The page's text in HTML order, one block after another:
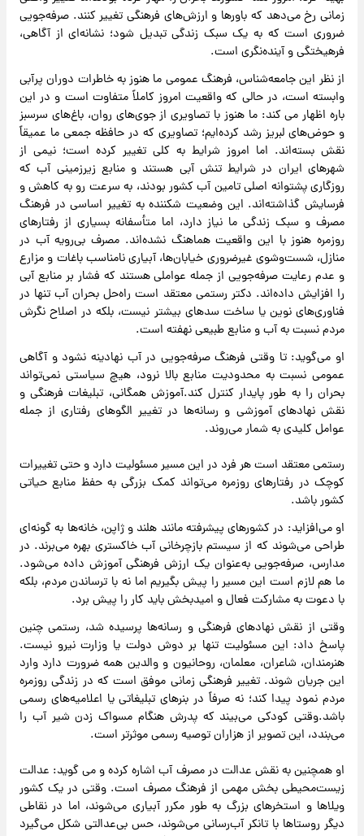
زمانی رخ می‌دهد که باورها و ارزش‌های فرهنگی تغییر کنند. صرفه‌جویی
ضروری است که به یک سبک زندگی تبدیل شود؛ نشانه‌ای از آگاهی،
فرهیختگی و آینده‌نگری است.
از نظر این جامعه‌شناس، فرهنگ عمومی ما هنوز به خاطرات دوران پرآبی
وابسته است، در حالی که واقعیت امروز کاملاً متفاوت است و در این
باره اظهار می کند: ما هنوز با تصاویری از جوی‌های روان، باغ‌های سرسبز
و حوض‌های لبریز رشد کرده‌ایم؛ تصاویری که در حافظه جمعی ما عمیقاً
نقش بسته‌اند. اما امروز شرایط به کلی تغییر کرده است؛ نیمی از
شهرهای ایران در شرایط تنش آبی هستند و منابع زیرزمینی آب که
روزگاری پشتوانه اصلی تامین آب کشور بودند، به سرعت رو به کاهش و
فرسایش گذاشته‌اند. این وضعیت شکننده به تغییر اساسی در فرهنگ
مصرف و سبک زندگی ما نیاز دارد، اما متأسفانه بسیاری از رفتارهای
روزمره هنوز با این واقعیت هماهنگ نشده‌اند. مصرف بی‌رویه آب در
منازل، شست‌وشوی غیرضروری خیابان‌ها، آبیاری نامناسب باغات و مزارع
و عدم رعایت صرفه‌جویی از جمله عواملی هستند که فشار بر منابع آبی
را افزایش داده‌اند. دکتر رستمی معتقد است راه‌حل بحران آب تنها در
فناوری‌های نوین یا ساخت سدهای بیشتر نیست، بلکه در اصلاح نگرش
مردم نسبت به آب و منابع طبیعی نهفته است.
او می‌گوید: تا وقتی فرهنگ صرفه‌جویی در آب نهادینه نشود و آگاهی
عمومی نسبت به محدودیت منابع بالا نرود، هیچ سیاستی نمی‌تواند
بحران را به طور پایدار کنترل کند.آموزش همگانی، تبلیغات فرهنگی و
نقش نهادهای آموزشی و رسانه‌ها در تغییر الگوهای رفتاری از جمله
عوامل کلیدی به شمار می‌روند.
رستمی معتقد است هر فرد در این مسیر مسئولیت دارد و حتی تغییرات
کوچک در رفتارهای روزمره می‌تواند کمک بزرگی به حفظ منابع حیاتی
کشور باشد.
او می‌افزاید: در کشورهای پیشرفته مانند هلند و ژاپن، خانه‌ها به گونه‌ای
طراحی می‌شوند که از سیستم بازچرخانی آب خاکستری بهره می‌برند. در
مدارس، صرفه‌جویی به‌عنوان یک ارزش فرهنگی آموزش داده می‌شود.
ما هم لازم است این مسیر را پیش بگیریم اما نه با ترساندن مردم، بلکه
با دعوت به مشارکت فعال و امیدبخش باید کار را پیش برد.
وقتی از نقش نهادهای فرهنگی و رسانه‌ها پرسیده شد، رستمی چنین
پاسخ داد: این مسئولیت تنها بر دوش دولت یا وزارت نیرو نیست.
هنرمندان، شاعران، معلمان، روحانیون و والدین همه ضرورت دارد وارد
این جریان شوند. تغییر فرهنگی زمانی موفق است که در زندگی روزمره
مردم نمود پیدا کند؛ نه صرفاً در بنرهای تبلیغاتی یا اعلامیه‌های رسمی
باشد.وقتی کودکی می‌بیند که پدرش هنگام مسواک زدن شیر آب را
می‌بندد، این تصویر از هزاران توصیه رسمی موثرتر است.
او همچنین به نقش عدالت در مصرف آب اشاره کرده و می گوید: عدالت
زیست‌محیطی بخش مهمی از فرهنگ مصرف است. وقتی در یک کشور
ویلاها و استخرهای بزرگ به طور مکرر آبیاری می‌شوند، اما در نقاطی
دیگر روستاها با تانکر آب‌رسانی می‌شوند، حس بی‌عدالتی شکل می‌گیرد